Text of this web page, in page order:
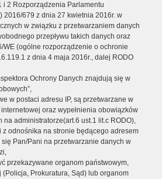
i 2 Rozporządzenia Parlamentu
2016/679 z dnia 27 kwietnia 2016r. w
w związku z przetwarzaniem danych
przepływu takich danych oraz
WE (ogólne rozporządzenie o ochronie
z dnia 4 maja 2016r., dalej RODO
Ochrony Danych znajdują się w
w postaci adresu IP, są przetwarzane w
oraz wypełnienia obowiązków
administratorze(art.6 ust.1 lit.c RODO),
z odnośnika na stronie będącego adresem
Pan/Pani na przetwarzanie danych w
przekazywane organom państwowym,
Prokuratura, Sąd) lub organom